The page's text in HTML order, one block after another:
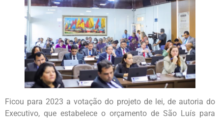
Ficou para 2023 a votação do projeto de lei, de autoria do
Executivo, que estabelece o orçamento de São Luís para